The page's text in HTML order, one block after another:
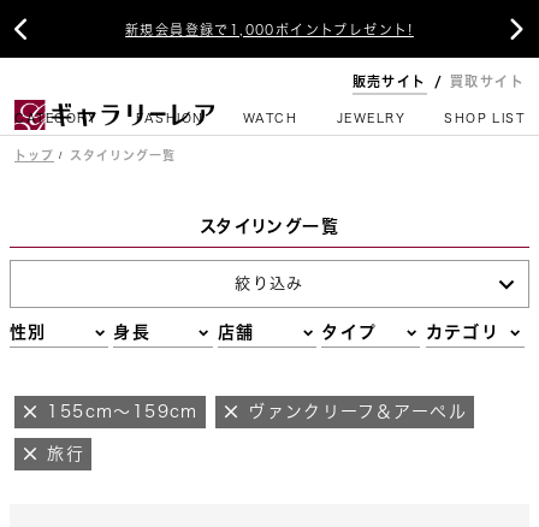
新規会員登録で1,000ポイントプレゼント!
 
販売サイト 買取サイト
CATEGORY FASHION WATCH JEWELRY SHOP LIST
トップ スタイリング一覧
スタイリング一覧
絞り込み
性別 身長 店舗 タイプ カテゴリ
155cm～159cm ヴァンクリーフ＆アーペル
旅行